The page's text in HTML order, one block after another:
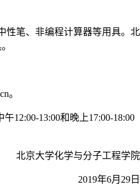
性笔、非编程计算器等用具。北
。
12:00-13:00和晚上17:00-18:00
北京大学化学与分子工程学院
2019年6月29日